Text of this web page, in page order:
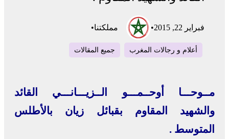
فبراير 22, 2015 • مملكتنا•
أعلام و رجالات المغرب جميع المقالات
مــوحـــا أوحــمـــو الــزيـــانـــي القائد
والشهيد المقاوم بقبائل زيان بالأطلس
المتوسط .